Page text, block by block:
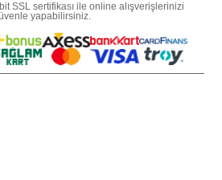
SSL sertifikası ile online alışverişlerinizi
yapabilirsiniz.